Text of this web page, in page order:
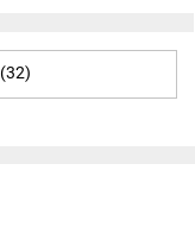
(32)